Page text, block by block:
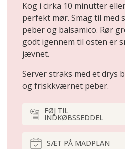
Kog i cirka 10 minutter
perfekt mør. Smag til
peber og balsamico. Rør
godt igennem til osten er
jævnet.
Server straks med et drys
og friskkværnet peber.
FØJ TIL
INDKØBSSEDDEL
SÆT PÅ MADPLAN